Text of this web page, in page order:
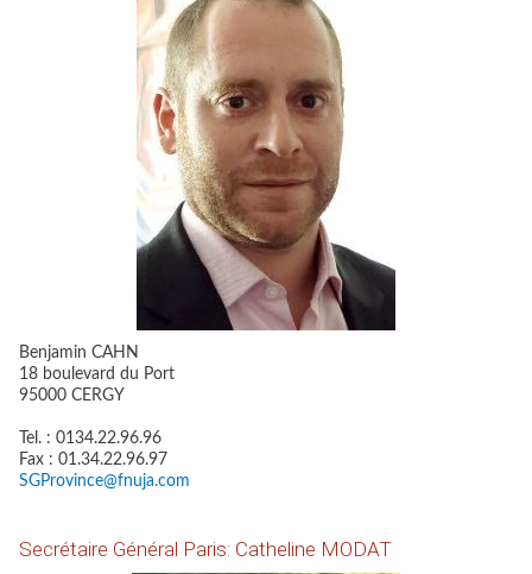
Benjamin CAHN
18 boulevard du Port
95000 CERGY
Tel. : 0134.22.96.96
Fax : 01.34.22.96.97
SGProvince@fnuja.com
Secrétaire Général Paris: Catheline MODAT